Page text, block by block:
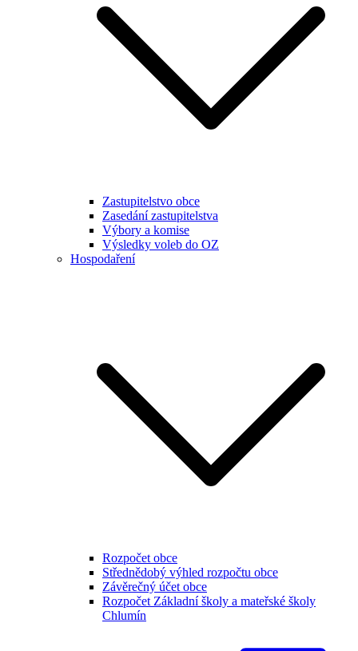
Zastupitelstvo obce
Zasedání zastupitelstva
Výbory a komise
Výsledky voleb do OZ
Hospodaření
Rozpočet obce
Střednědobý výhled rozpočtu obce
Závěrečný účet obce
Rozpočet Základní školy a mateřské školy
Chlumín